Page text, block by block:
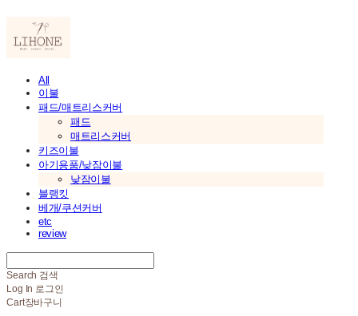
All
이불
패드/매트리스커버
패드
매트리스커버
키즈이불
아기용품/낮잠이불
낮잠이불
블랭킷
베개/쿠션커버
etc
review
Search 검색
Log In 로그인
Cart장바구니